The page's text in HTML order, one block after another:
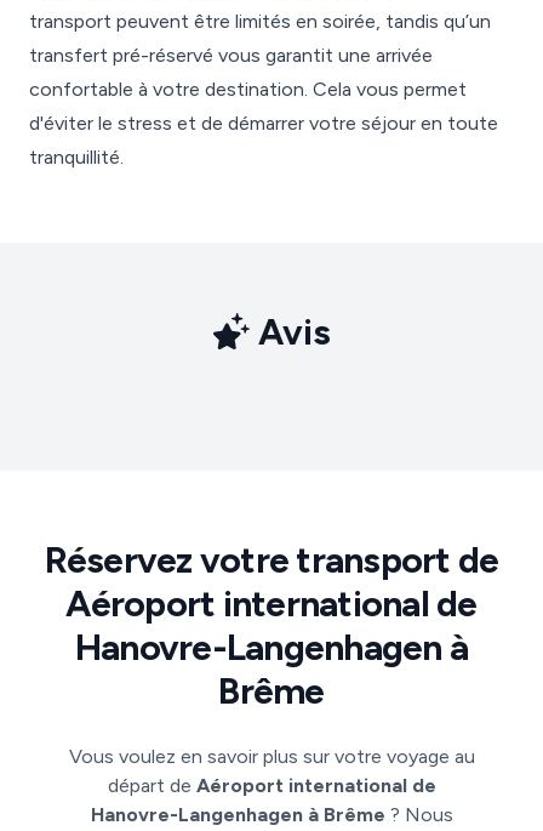
transport peuvent être limités en soirée, tandis qu’un
transfert pré-réservé vous garantit une arrivée
confortable à votre destination. Cela vous permet
d'éviter le stress et de démarrer votre séjour en toute
tranquillité.
Avis
Réservez votre transport de
Aéroport international de
Hanovre-Langenhagen à
Brême
Vous voulez en savoir plus sur votre voyage au
départ de Aéroport international de
Hanovre-Langenhagen à Brême ? Nous